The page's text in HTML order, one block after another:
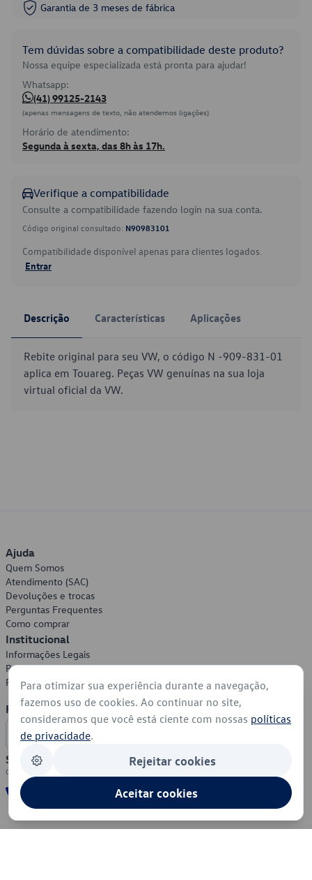
Garantia de 3 meses de fábrica
Tem dúvidas sobre a compatibilidade deste produto?
Nossa equipe especializada está pronta para ajudar!
Whatsapp:
(41) 99125-2143
(apenas mensagens de texto, não atendemos ligações)
Horário de atendimento:
Segunda à sexta, das 8h às 17h.
Verifique a compatibilidade
Consulte a compatibilidade fazendo login na sua conta.
Código original consultado: N90983101
Compatibilidade disponível apenas para clientes logados.
Entrar
Descrição Características Aplicações
Rebite original para seu VW, o código N -909-831-01
aplica em Touareg. Peças VW genuínas na sua loja
virtual oficial da VW.
Ajuda
Quem Somos
Atendimento (SAC)
Devoluções e trocas
Perguntas Frequentes
Como comprar
Institucional
Informações Legais
Política de Privacidade
Política de Cookies
Formas de Pagamento
Segurança
Para otimizar sua experiência durante a navegação,
fazemos uso de cookies. Ao continuar no site,
consideramos que você está ciente com nossas políticas
de privacidade.
Rejeitar cookies
Aceitar cookies